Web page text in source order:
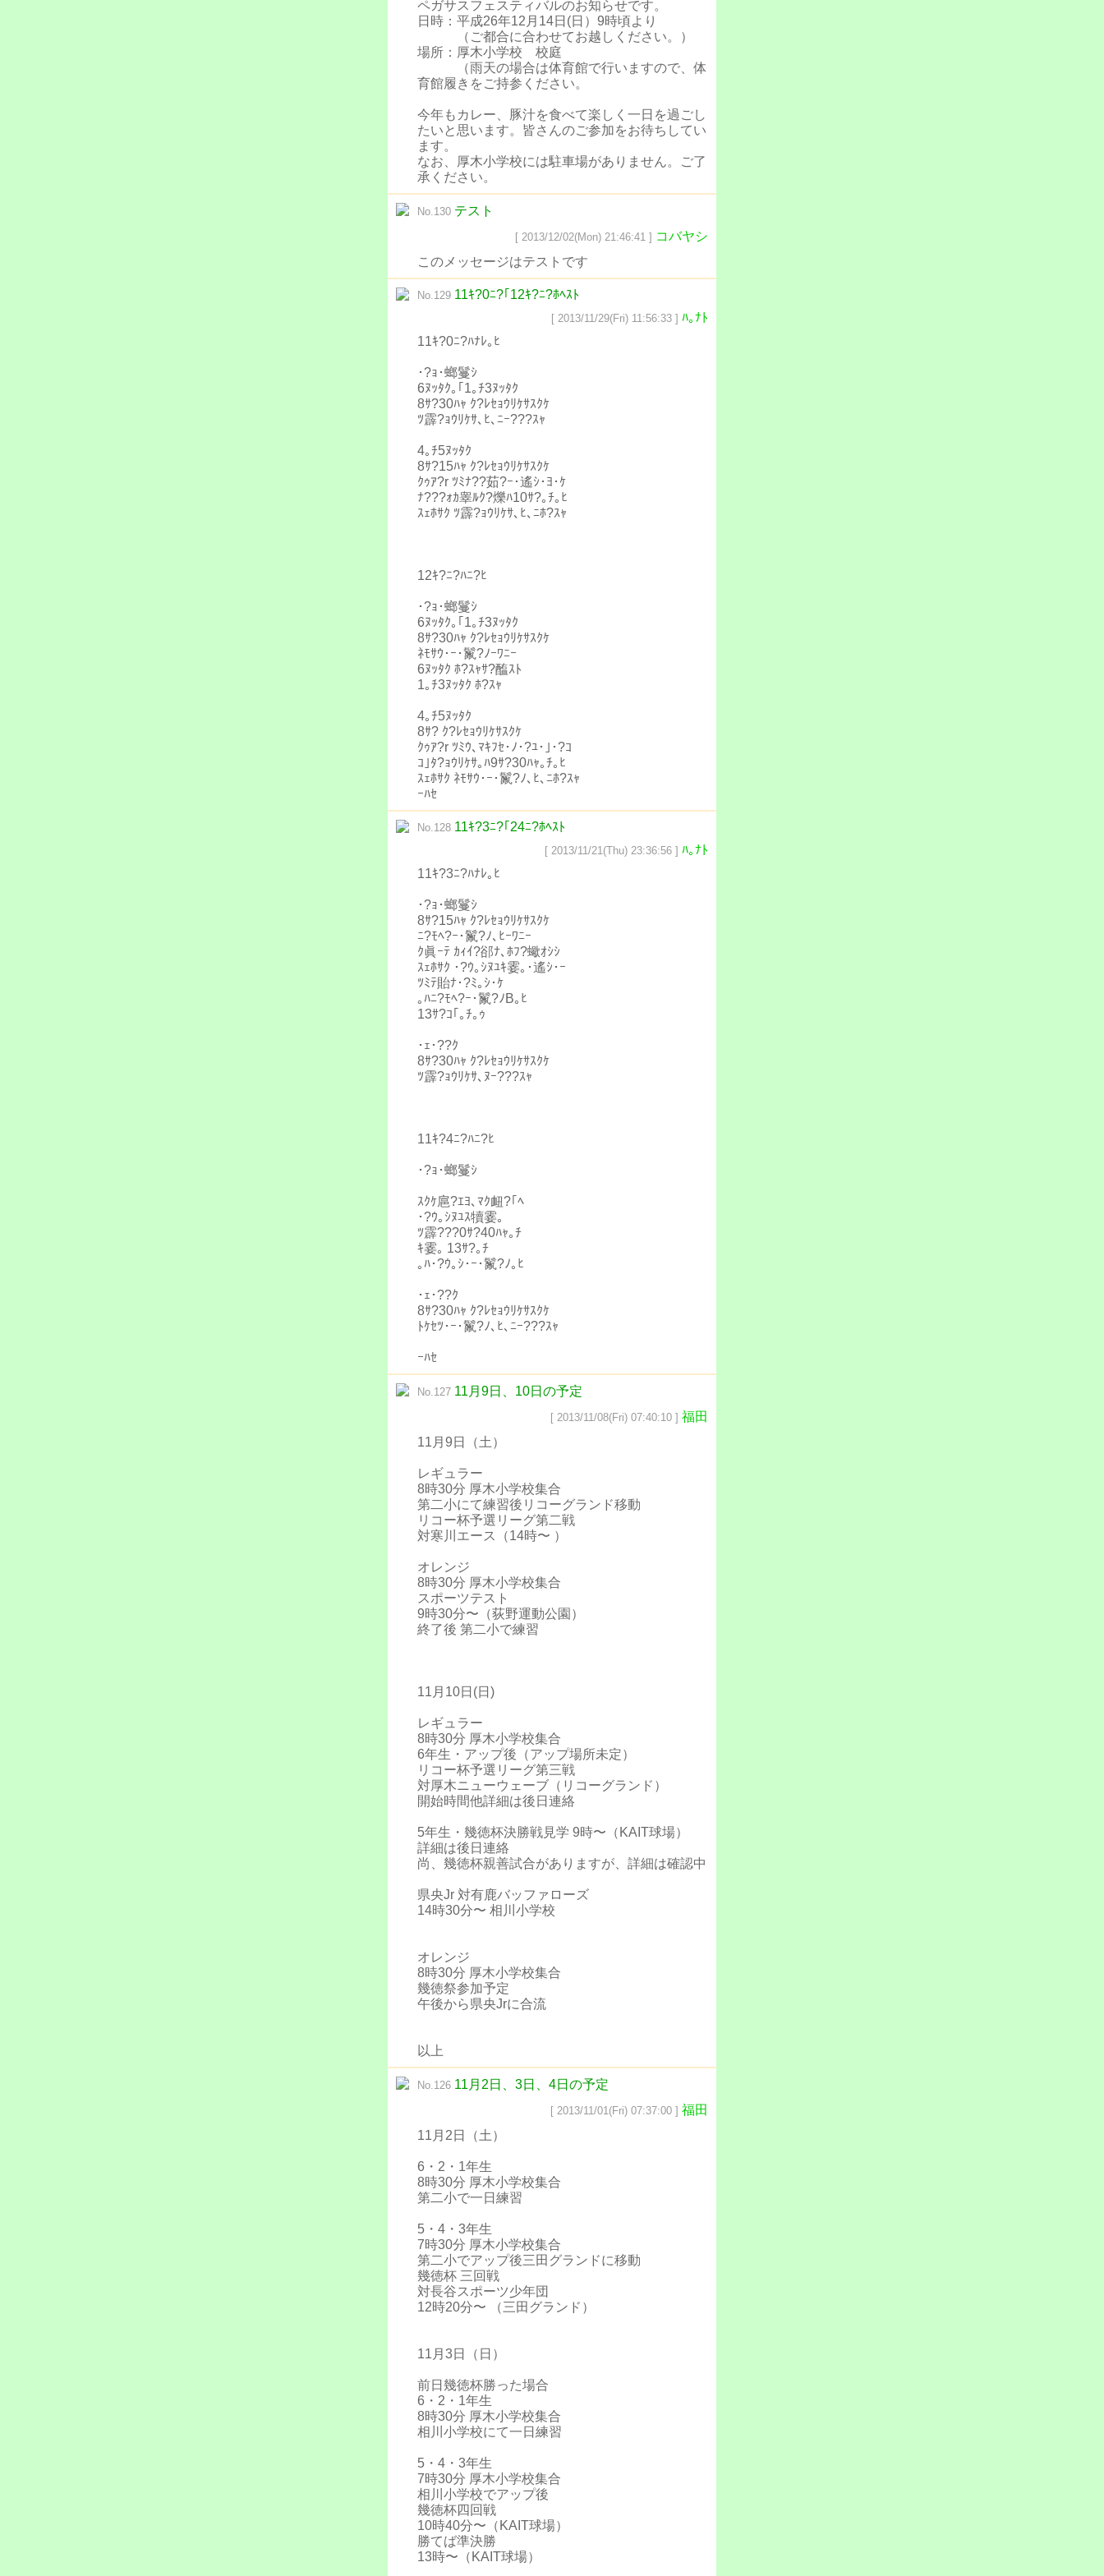
ペガサスフェスティバルのお知らせです。
日時：平成26年12月14日(日）9時頃より
（ご都合に合わせてお越しください。）
場所：厚木小学校 校庭
（雨天の場合は体育館で行いますので、体
育館履きをご持参ください。
今年もカレー、豚汁を食べて楽しく一日を過ごし
たいと思います。皆さんのご参加をお待ちしてい
ます。
なお、厚木小学校には駐車場がありません。ご了
承ください。
No.130 テスト
[ 2013/12/02(Mon) 21:46:41 ] コバヤシ
このメッセージはテストです
No.129 11ｷ?0ﾆ?｢12ｷ?ﾆ?ﾎﾍｽﾄ
[ 2013/11/29(Fri) 11:56:33 ] ﾊ｡ﾅﾄ
11ｷ?0ﾆ?ﾊﾅﾚ｡ﾋ
･?ｮ･螂鬘ｼ
6ﾇｯﾀｸ｡｢1｡ﾁ3ﾇｯﾀｸ
8ｻ?30ﾊｬ ｸ?ﾚｾｮｳﾘｹｻｽｸｹ
ﾂ霹?ｮｳﾘｹｻ､ﾋ､ﾆｰ???ｽｬ
4｡ﾁ5ﾇｯﾀｸ
8ｻ?15ﾊｬ ｸ?ﾚｾｮｳﾘｹｻｽｸｹ
ｸｩｱ?r ﾂﾐﾅ??茹?ｰ･遙ｼ･ﾖ･ｹ
ﾅ???ｫｶ睾ﾙｸ?爍ﾊ10ｻ?｡ﾁ｡ﾋ
ｽｪﾎｻｸ ﾂ霹?ｮｳﾘｹｻ､ﾋ､ﾆﾎ?ｽｬ
12ｷ?ﾆ?ﾊﾆ?ﾋ
･?ｮ･螂鬘ｼ
6ﾇｯﾀｸ｡｢1｡ﾁ3ﾇｯﾀｸ
8ｻ?30ﾊｬ ｸ?ﾚｾｮｳﾘｹｻｽｸｹ
ﾈﾓｻｳ･ｰ･鬣?ﾉｰﾜﾆｰ
6ﾇｯﾀｸ ﾎ?ｽｬｻ?醢ｽﾄ
1｡ﾁ3ﾇｯﾀｸ ﾎ?ｽｬ
4｡ﾁ5ﾇｯﾀｸ
8ｻ? ｸ?ﾚｾｮｳﾘｹｻｽｸｹ
ｸｩｱ?r ﾂﾐｳ､ﾏｷﾌｾ･ﾉ･?ﾕ･｣･?ｺ
ｺ｣ﾀ?ｮｳﾘｹｻ｡ﾊ9ｻ?30ﾊｬ｡ﾁ｡ﾋ
ｽｪﾎｻｸ ﾈﾓｻｳ･ｰ･鬣?ﾉ､ﾋ､ﾆﾎ?ｽｬ
ｰﾊｾ
No.128 11ｷ?3ﾆ?｢24ﾆ?ﾎﾍｽﾄ
[ 2013/11/21(Thu) 23:36:56 ] ﾊ｡ﾅﾄ
11ｷ?3ﾆ?ﾊﾅﾚ｡ﾋ
･?ｮ･螂鬘ｼ
8ｻ?15ﾊｬ ｸ?ﾚｾｮｳﾘｹｻｽｸｹ
ﾆ?ﾓﾍ?ｰ･鬣?ﾉ､ﾋｰﾜﾆｰ
ｸ眞ｰﾃ ｶｨｲ?郤ﾅ､ﾎﾌ?蠍ｵｼｼ
ｽｪﾎｻｸ ･?ｳ｡ｼﾇﾕｷ霎｡･遙ｼ･ｰ
ﾂﾐﾃ貽ﾅ･?ﾐ｡ｼ･ｹ
｡ﾊﾆ?ﾓﾍ?ｰ･鬣?ﾉB｡ﾋ
13ｻ?ｺ｢｡ﾁ｡ｩ
･ｪ･??ｸ
8ｻ?30ﾊｬ ｸ?ﾚｾｮｳﾘｹｻｽｸｹ
ﾂ霹?ｮｳﾘｹｻ､ﾇｰ???ｽｬ
11ｷ?4ﾆ?ﾊﾆ?ﾋ
･?ｮ･螂鬘ｼ
ｽｸｹ扈?ｴﾖ､ﾏｸ衄?｢ﾍ
･?ｳ｡ｼﾇﾕｽ犢霎｡
ﾂ霹???0ｻ?40ﾊｬ｡ﾁ
ｷ霎｡ 13ｻ?｡ﾁ
｡ﾊ･?ｳ｡ｼ･ｰ･鬣?ﾉ｡ﾋ
･ｪ･??ｸ
8ｻ?30ﾊｬ ｸ?ﾚｾｮｳﾘｹｻｽｸｹ
ﾄｹｾﾂ･ｰ･鬣?ﾉ､ﾋ､ﾆｰ???ｽｬ
ｰﾊｾ
No.127 11月9日、10日の予定
[ 2013/11/08(Fri) 07:40:10 ] 福田
11月9日（土）
レギュラー
8時30分 厚木小学校集合
第二小にて練習後リコーグランド移動
リコー杯予選リーグ第二戦
対寒川エース（14時〜 ）
オレンジ
8時30分 厚木小学校集合
スポーツテスト
9時30分〜（荻野運動公園）
終了後 第二小で練習
11月10日(日)
レギュラー
8時30分 厚木小学校集合
6年生・アップ後（アップ場所未定）
リコー杯予選リーグ第三戦
対厚木ニューウェーブ（リコーグランド）
開始時間他詳細は後日連絡
5年生・幾徳杯決勝戦見学 9時〜（KAIT球場）
詳細は後日連絡
尚、幾徳杯親善試合がありますが、詳細は確認中
県央Jr 対有鹿バッファローズ
14時30分〜 相川小学校
オレンジ
8時30分 厚木小学校集合
幾徳祭参加予定
午後から県央Jrに合流
以上
No.126 11月2日、3日、4日の予定
[ 2013/11/01(Fri) 07:37:00 ] 福田
11月2日（土）
6・2・1年生
8時30分 厚木小学校集合
第二小で一日練習
5・4・3年生
7時30分 厚木小学校集合
第二小でアップ後三田グランドに移動
幾徳杯 三回戦
対長谷スポーツ少年団
12時20分〜 （三田グランド）
11月3日（日）
前日幾徳杯勝った場合
6・2・1年生
8時30分 厚木小学校集合
相川小学校にて一日練習
5・4・3年生
7時30分 厚木小学校集合
相川小学校でアップ後
幾徳杯四回戦
10時40分〜（KAIT球場）
勝てば準決勝
13時〜（KAIT球場）